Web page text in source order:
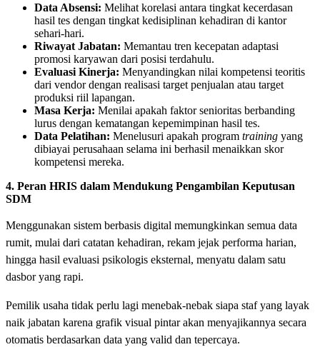
Data Absensi: Melihat korelasi antara tingkat kecerdasan
hasil tes dengan tingkat kedisiplinan kehadiran di kantor
sehari-hari.
Riwayat Jabatan: Memantau tren kecepatan adaptasi
promosi karyawan dari posisi terdahulu.
Evaluasi Kinerja: Menyandingkan nilai kompetensi teoritis
dari vendor dengan realisasi target penjualan atau target
produksi riil lapangan.
Masa Kerja: Menilai apakah faktor senioritas berbanding
lurus dengan kematangan kepemimpinan hasil tes.
Data Pelatihan: Menelusuri apakah program training yang
dibiayai perusahaan selama ini berhasil menaikkan skor
kompetensi mereka.
4. Peran HRIS dalam Mendukung Pengambilan Keputusan
SDM
Menggunakan sistem berbasis digital memungkinkan semua data
rumit, mulai dari catatan kehadiran, rekam jejak performa harian,
hingga hasil evaluasi psikologis eksternal, menyatu dalam satu
dasbor yang rapi.
Pemilik usaha tidak perlu lagi menebak-nebak siapa staf yang layak
naik jabatan karena grafik visual pintar akan menyajikannya secara
otomatis berdasarkan data yang valid dan tepercaya.